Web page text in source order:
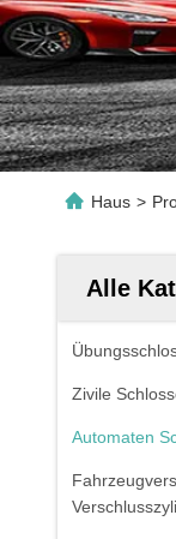
Haus >
Alle
Zivile
Automaten